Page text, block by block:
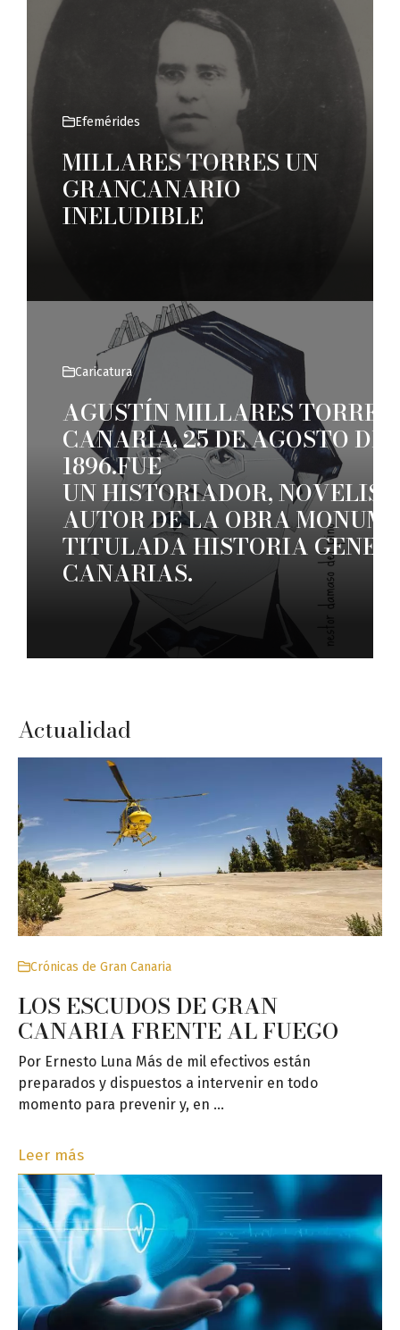
Efemérides
MILLARES TORRES UN
GRANCANARIO
INELUDIBLE
Caricatura
AGUSTÍN MILLARES
CANARIA, 25 DE AGOSTO DE
1896.FUE
UN HISTORIADOR,
AUTOR DE LA OBRA
TITULADA HISTORIA
CANARIAS.
Actualidad
Crónicas de Gran Canaria
LOS ESCUDOS DE GRAN
CANARIA FRENTE AL FUEGO
Por Ernesto Luna Más de mil efectivos están
preparados y dispuestos a intervenir en todo
momento para prevenir y, en …
Leer más